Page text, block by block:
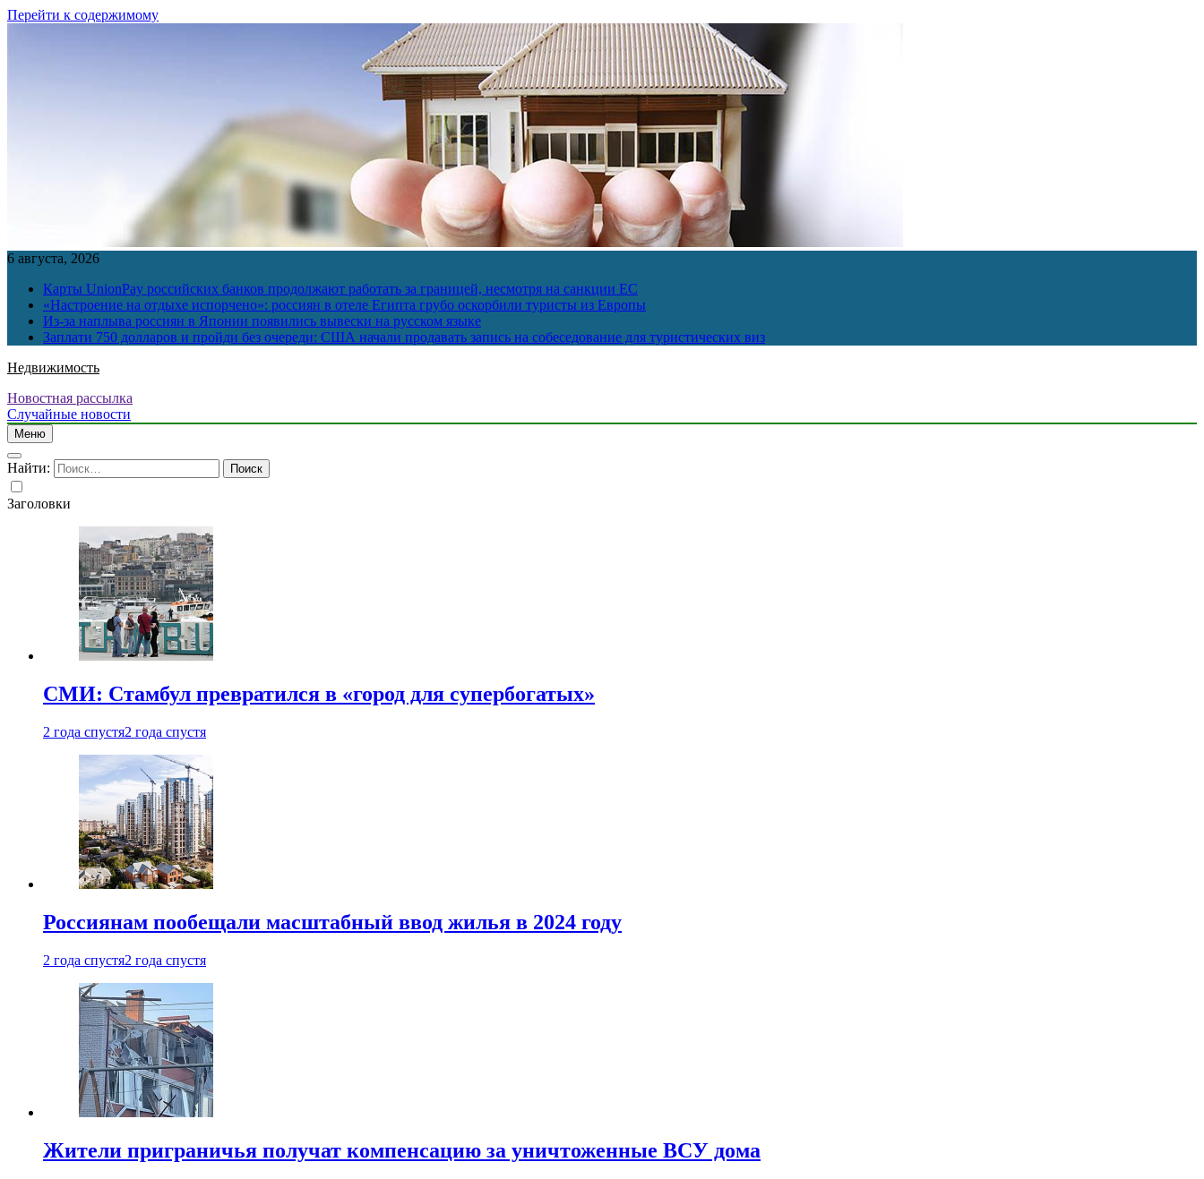
Перейти к содержимому
6 августа, 2026
Карты UnionPay российских банков продолжают работать за границей, несмотря на санкции ЕС
«Настроение на отдыхе испорчено»: россиян в отеле Египта грубо оскорбили туристы из Европы
Из-за наплыва россиян в Японии появились вывески на русском языке
Заплати 750 долларов и пройди без очереди: США начали продавать запись на собеседование для туристических виз
Недвижимость
Новостная рассылка
Случайные новости
Меню
Найти:
Заголовки
СМИ: Стамбул превратился в «город для супербогатых»
2 года спустя2 года спустя
Россиянам пообещали масштабный ввод жилья в 2024 году
2 года спустя2 года спустя
Жители приграничья получат компенсацию за уничтоженные ВСУ дома